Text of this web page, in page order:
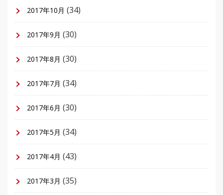
2017年10月 (34)
2017年9月 (30)
2017年8月 (30)
2017年7月 (34)
2017年6月 (30)
2017年5月 (34)
2017年4月 (43)
2017年3月 (35)